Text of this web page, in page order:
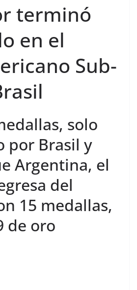
terminó
en el
Sub-
solo
por Brasil y
Argentina, el
del
15 medallas,
de oro